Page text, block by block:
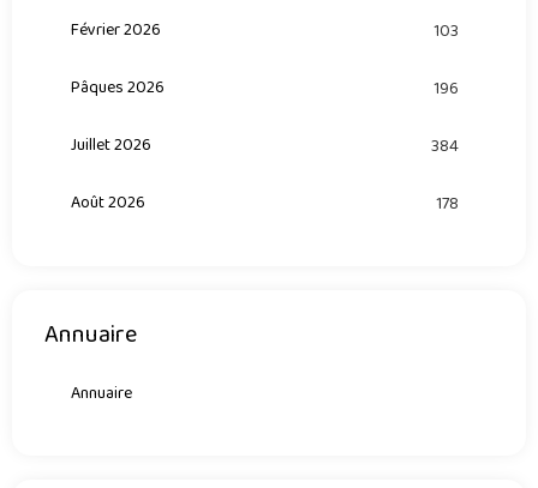
Février 2026 103
Pâques 2026 196
Juillet 2026 384
Août 2026 178
Annuaire
Annuaire